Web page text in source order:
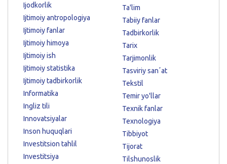
Ijodkorlik
Ijtimoiy antropologiya
Ijtimoiy fanlar
Ijtimoiy himoya
Ijtimoiy ish
Ijtimoiy statistika
Ijtimoiy tadbirkorlik
Informatika
Ingliz tili
Innovatsiyalar
Inson huquqlari
Investitsion tahlil
Investitsiya
Ta'lim
Tabiiy fanlar
Tadbirkorlik
Tarix
Tarjimonlik
Tasviriy sanʼat
Tekstil
Temir yo'llar
Texnik fanlar
Texnologiya
Tibbiyot
Tijorat
Tilshunoslik